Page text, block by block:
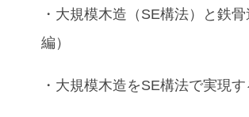
・大規模木造（SE構法）と鉄
編）
・ 大規模木造をSE構法で実現す